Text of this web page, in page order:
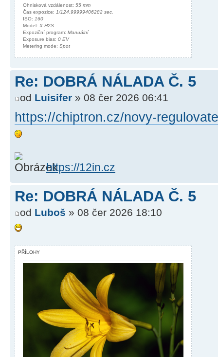
Ohnisková vzdálenost: 55 mm
Čas expozice: 1/124.99999406282 sec.
ISO: 160
Model: X-H2S
Expoziční program: Manuální
Exposure bias: 0 EV
Metering mode: Spot
Re: DOBRÁ NÁLADA Č. 5
od Luisifer » 08 čer 2026 06:41
https://chiptron.cz/novy-
https://12in.cz
Re: DOBRÁ NÁLADA Č. 5
od Luboš » 08 čer 2026 18:10
PŘÍLOHY